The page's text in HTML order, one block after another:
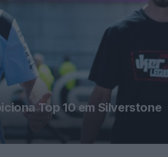
Top 10 em Silverstone